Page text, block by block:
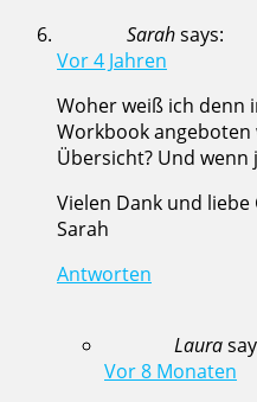
Sarahsays:
Vor 4 Jahren
Woher weiß ich denn
Workbook angeboten
Übersicht? Und wenn
Vielen Dank und liebe
Sarah
Antworten
Laura
Vor 8 Monaten